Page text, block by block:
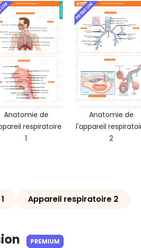
Anatomie de
respiratoire
1
PREMIUM
Anatomie de
l'appareil
2
Appareil respiratoire 2
PREMIUM